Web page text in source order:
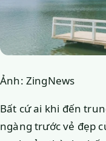
Ảnh: ZingNews
Bất cứ ai khi đến
ngàng trước vẻ đẹp